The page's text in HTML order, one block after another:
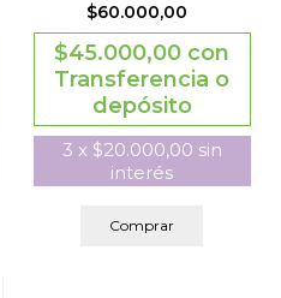
$60.000,00
$45.000,00 con
Transferencia o
depósito
3 x $20.000,00 sin
interés
Comprar